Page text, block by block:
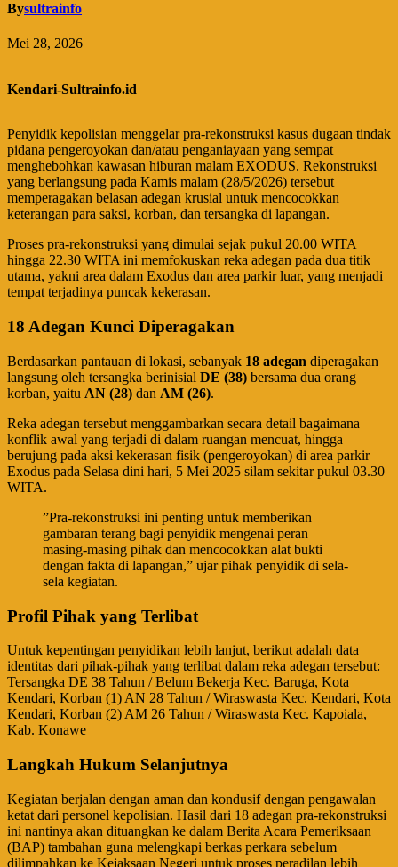
Bysultrainfo
Mei 28, 2026
Kendari-Sultrainfo.id
Penyidik kepolisian menggelar pra-rekonstruksi kasus dugaan tindak
pidana pengeroyokan dan/atau penganiayaan yang sempat
menghebohkan kawasan hiburan malam EXODUS. Rekonstruksi
yang berlangsung pada Kamis malam (28/5/2026) tersebut
memperagakan belasan adegan krusial untuk mencocokkan
keterangan para saksi, korban, dan tersangka di lapangan.
​Proses pra-rekonstruksi yang dimulai sejak pukul 20.00 WITA
hingga 22.30 WITA ini memfokuskan reka adegan pada dua titik
utama, yakni area dalam Exodus dan area parkir luar, yang menjadi
tempat terjadinya puncak kekerasan.
18 Adegan Kunci Diperagakan
​Berdasarkan pantauan di lokasi, sebanyak 18 adegan diperagakan
langsung oleh tersangka berinisial DE (38) bersama dua orang
korban, yaitu AN (28) dan AM (26).
​Reka adegan tersebut menggambarkan secara detail bagaimana
konflik awal yang terjadi di dalam ruangan mencuat, hingga
berujung pada aksi kekerasan fisik (pengeroyokan) di area parkir
Exodus pada Selasa dini hari, 5 Mei 2025 silam sekitar pukul 03.30
WITA.
​”Pra-rekonstruksi ini penting untuk memberikan
gambaran terang bagi penyidik mengenai peran
masing-masing pihak dan mencocokkan alat bukti
dengan fakta di lapangan,” ujar pihak penyidik di sela-
sela kegiatan.
Profil Pihak yang Terlibat
​Untuk kepentingan penyidikan lebih lanjut, berikut adalah data
identitas dari pihak-pihak yang terlibat dalam reka adegan tersebut:
Tersangka DE 38 Tahun / Belum Bekerja Kec. Baruga, Kota
Kendari, Korban (1) AN 28 Tahun / Wiraswasta Kec. Kendari, Kota
Kendari, Korban (2) AM 26 Tahun / Wiraswasta Kec. Kapoiala,
Kab. Konawe
Langkah Hukum Selanjutnya
​Kegiatan berjalan dengan aman dan kondusif dengan pengawalan
ketat dari personel kepolisian. Hasil dari 18 adegan pra-rekonstruksi
ini nantinya akan dituangkan ke dalam Berita Acara Pemeriksaan
(BAP) tambahan guna melengkapi berkas perkara sebelum
dilimpahkan ke Kejaksaan Negeri untuk proses peradilan lebih